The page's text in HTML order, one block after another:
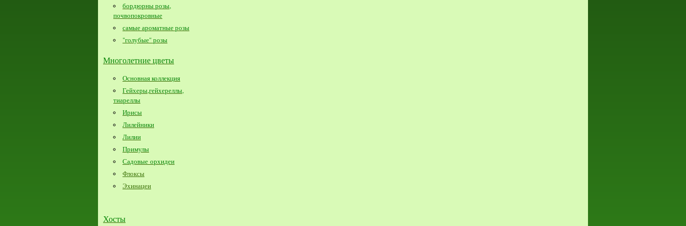
бордюрны розы,
почвопокровные
самые ароматные розы
"голубые" розы
Многолетние цветы
Основная коллекция
Гейхеры,гейхереллы,
тиареллы
Ирисы
Лилейники
Лилии
Примулы
Садовые орхидеи
Флоксы
Эхинацеи
Хосты